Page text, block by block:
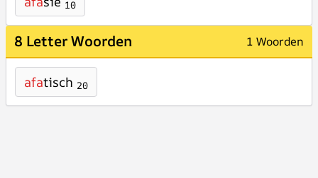
10
8 Letter Woorden 1 Woorden
afatisch 20